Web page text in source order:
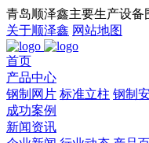
青岛顺泽鑫主要生产设备
关于顺泽鑫 网站地图
首页
产品中心
钢制网片 标准立柱 钢制
成功案例
新闻资讯